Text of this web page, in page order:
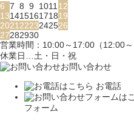
6 7 8 9 1011 12
13141516171819
2021 2223242526
27282930
営業時間：10:00～17:00（12:00～
休業日…土・日・祝
お問い合わせ
お電話
フォーム